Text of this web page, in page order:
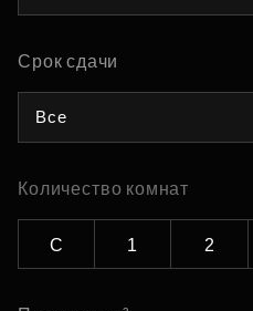
Срок сдачи
Все
Количество комнат
С 1 2